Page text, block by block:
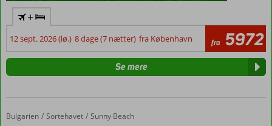
+
12 sept. 2026 (lø.) 8 dage (7 nætter) fra København fra 5972
Se mere
Forside
Bulgarien Sortehavet Sunny Beach
Laguna Park Sunrise